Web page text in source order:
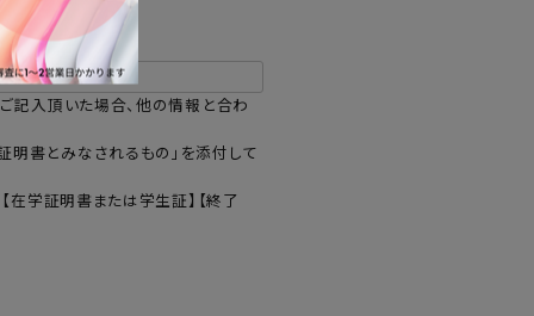
記入頂いた場合、他の情報と合わ
明書とみなされるもの」を添付して
在学証明書または学生証】【終了